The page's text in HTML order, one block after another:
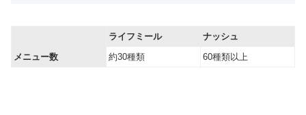
ライフミール
ナッシュ
メニュー数
約30種類 60種類以上